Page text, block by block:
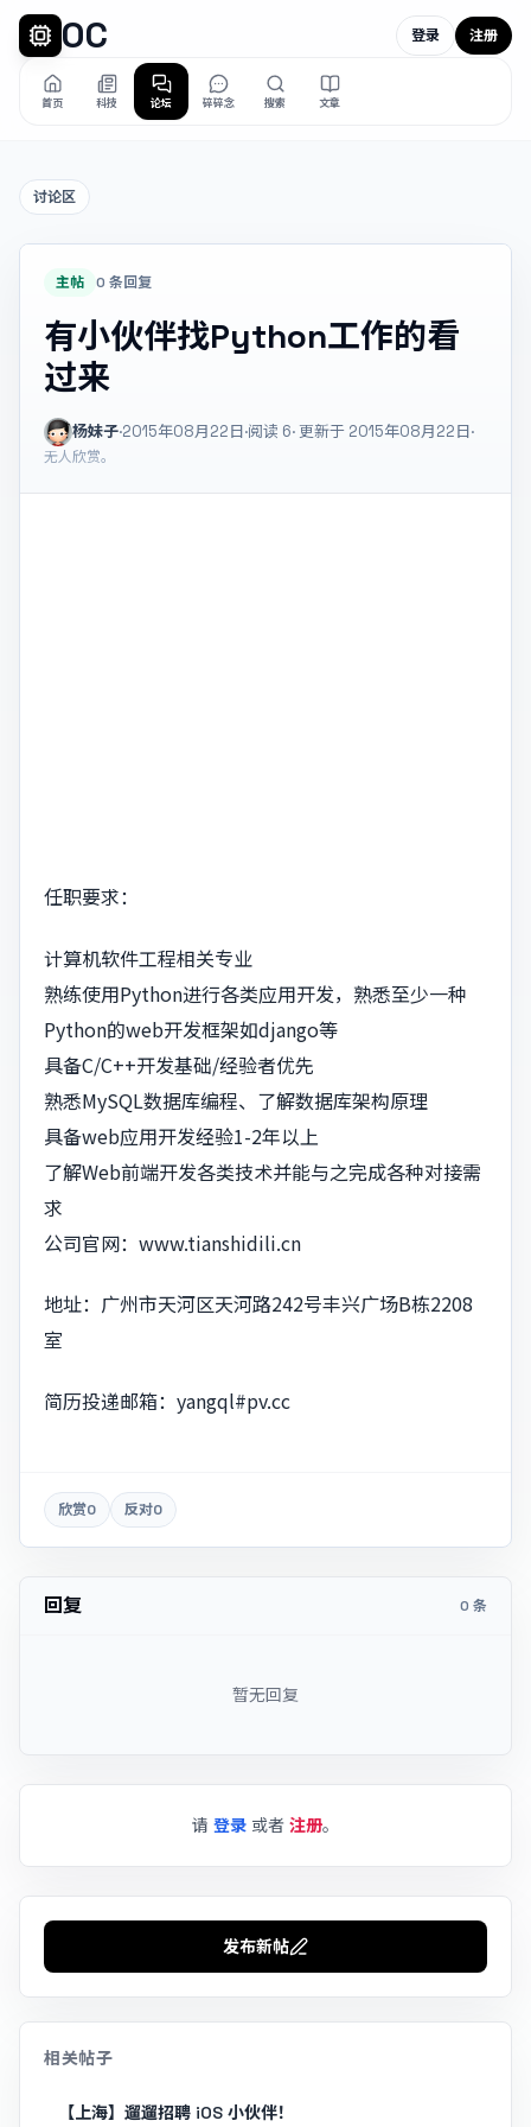
OC
首页 科技 论坛 碎碎念 搜索 文章
登录 注册
讨论区
主帖 0 条回复
有小伙伴找Python工作的看
过来
杨妹子·2015年08月22日·阅读 6· 更新于 2015年08月22日·
无人欣赏。
任职要求：
计算机软件工程相关专业
熟练使用Python进行各类应用开发，熟悉至少一种
Python的web开发框架如django等
具备C/C++开发基础/经验者优先
熟悉MySQL数据库编程、了解数据库架构原理
具备web应用开发经验1-2年以上
了解Web前端开发各类技术并能与之完成各种对接需
求
公司官网：www.tianshidili.cn
地址：广州市天河区天河路242号丰兴广场B栋2208
室
简历投递邮箱： yangql#pv.cc
欣赏0 反对0
回复 0 条
暂无回复
请 登录 或者 注册。
发布新帖
相关帖子
【上海】遛遛招聘 iOS 小伙伴！